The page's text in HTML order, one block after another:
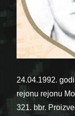
24.04.1992.
rejonu rejonu
321. bbr.